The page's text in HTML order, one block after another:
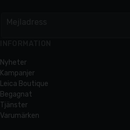
Nyheter
Kampanjer
Leica Boutique
Begagnat
Tjänster
Varumärken